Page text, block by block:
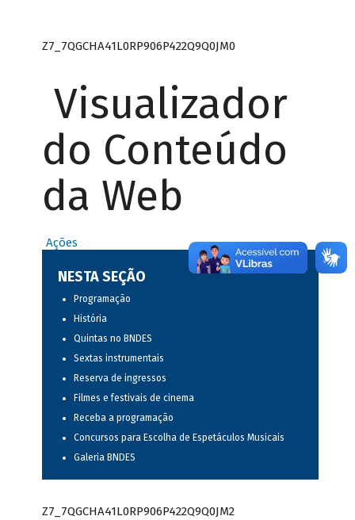
Z7_7QGCHA41L0RP906P422Q9Q0JM0
Visualizador
do Conteúdo
da Web
Ações
NESTA SEÇÃO
Programação
História
Quintas no BNDES
Sextas instrumentais
Reserva de ingressos
Filmes e festivais de cinema
Receba a programação
Concursos para Escolha de Espetáculos Musicais
Galeria BNDES
Z7_7QGCHA41L0RP906P422Q9Q0JM2